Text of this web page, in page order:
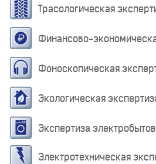
Трасологическая
Финансово-
Фоноскопическая
Экологическая
Экспертиза
Электротехническая